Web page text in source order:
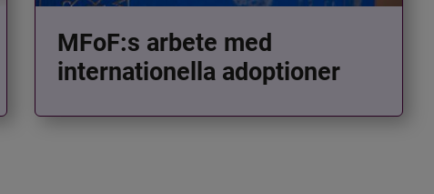
MFoF:s arbete med
internationella adoptioner